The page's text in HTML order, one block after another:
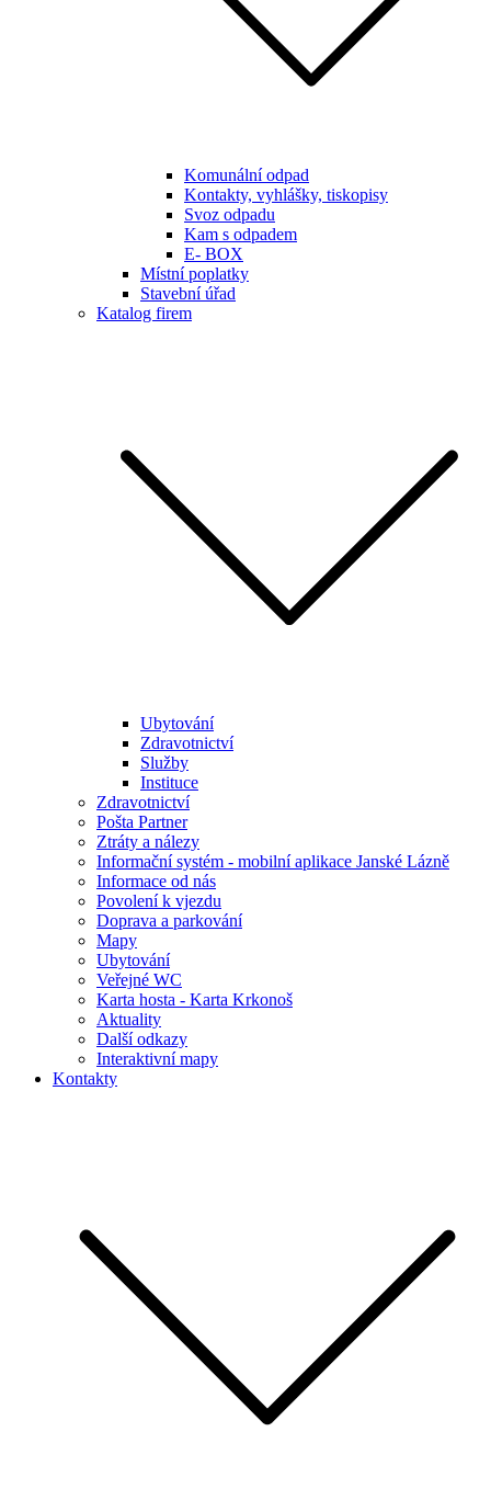
Komunální odpad
Kontakty, vyhlášky, tiskopisy
Svoz odpadu
Kam s odpadem
E- BOX
Místní poplatky
Stavební úřad
Katalog firem
Ubytování
Zdravotnictví
Služby
Instituce
Zdravotnictví
Pošta Partner
Ztráty a nálezy
Informační systém - mobilní aplikace Janské Lázně
Informace od nás
Povolení k vjezdu
Doprava a parkování
Mapy
Ubytování
Veřejné WC
Karta hosta - Karta Krkonoš
Aktuality
Další odkazy
Interaktivní mapy
Kontakty